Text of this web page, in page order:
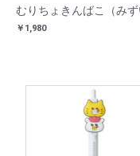
むりちょきんばこ（みず
￥1,980